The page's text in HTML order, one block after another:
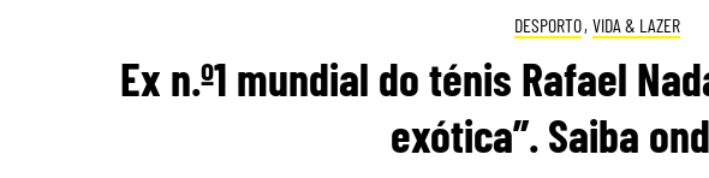
DESPORTO, VIDA & LAZER
Ex n.º1 mundial do ténis Rafael
exótica”. Saiba